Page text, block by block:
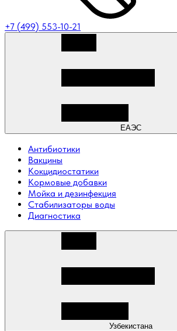
+7 (499) 553-10-21
ЕАЭС
Антибиотики
Вакцины
Кокцидиостатики
Кормовые добавки
Мойка и дезинфекция
Стабилизаторы воды
Диагностика
Узбекистана